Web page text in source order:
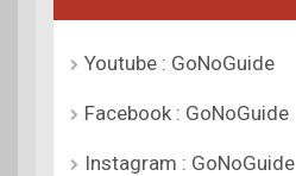
Youtube : GoNoGuide
Facebook : GoNoGuide
Instagram : GoNoGuide